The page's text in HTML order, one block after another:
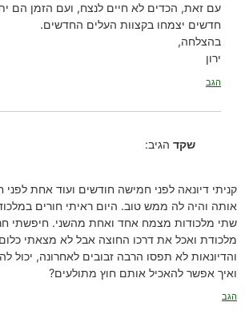
עם זאת, הכדים לא חיים לנצח, ועם הזמן הם
חדשים יצמחו בקצוות העלים החדשים.
בהצלחה,
ירון
הגב
שקד הגיב:
קניתי דיונאה לפני חמישה חודשים ועוד אחת לפני
אותה והיה לה ממש טוב. היום ראיתי חורים
שתי מלכודות מצמח אחד ואחת מהשני. חיפשתי
מלכודת ואכל את דרכו החוצה אבל לא מצאתי
והדיונאות לא תפסו הרבה זבובים לאחרונה, יכול
ואיך אפשר להאכיל אותם חוץ מתולעים?
הגב